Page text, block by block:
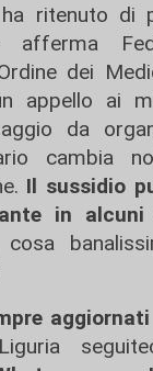
ritenuto di
dei
appello ai
da
cambia
Il sussidio
in
aggiornati